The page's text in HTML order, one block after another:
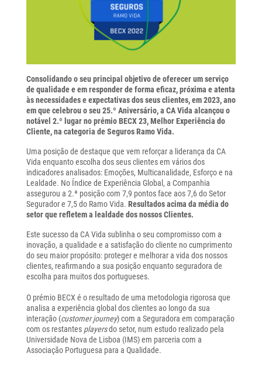
Consolidando o seu principal objetivo de oferecer um serviço
de qualidade e em responder de forma eficaz, próxima e atenta
às necessidades e expectativas dos seus clientes, em 2023, ano
em que celebrou o seu 25.º Aniversário, a CA Vida alcançou o
notável 2.º lugar no prémio BECX 23, Melhor Experiência do
Cliente, na categoria de Seguros Ramo Vida.
Uma posição de destaque que vem reforçar a liderança da CA
Vida enquanto escolha dos seus clientes em vários dos
indicadores analisados: Emoções, Multicanalidade, Esforço e na
Lealdade. No Índice de Experiência Global, a Companhia
assegurou a 2.ª posição com 7,9 pontos face aos 7,6 do Setor
Segurador e 7,5 do Ramo Vida. Resultados acima da média do
setor que refletem a lealdade dos nossos Clientes.
Este sucesso da CA Vida sublinha o seu compromisso com a
inovação, a qualidade e a satisfação do cliente no cumprimento
do seu maior propósito: proteger e melhorar a vida dos nossos
clientes, reafirmando a sua posição enquanto seguradora de
escolha para muitos dos portugueses.
O prémio BECX é o resultado de uma metodologia rigorosa que
analisa a experiência global dos clientes ao longo da sua
interação (customer journey) com a Seguradora em comparação
com os restantes playersdo setor, num estudo realizado pela
Universidade Nova de Lisboa (IMS) em parceria com a
Associação Portuguesa para a Qualidade.